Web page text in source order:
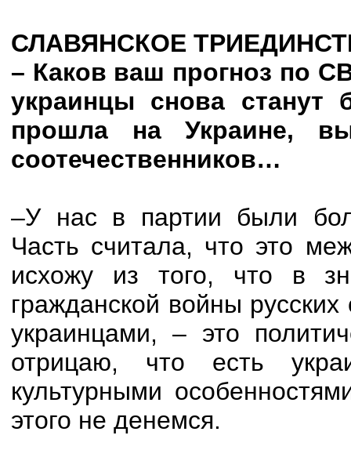
СЛАВЯНСКОЕ
– Каков ваш прогноз по
украинцы снова станут
прошла на Украине,
соотечественников…
–У нас в партии были
Часть считала, что это
исхожу из того, что в
гражданской войны
украинцами, – это
отрицаю, что есть
культурными
этого не денемся.